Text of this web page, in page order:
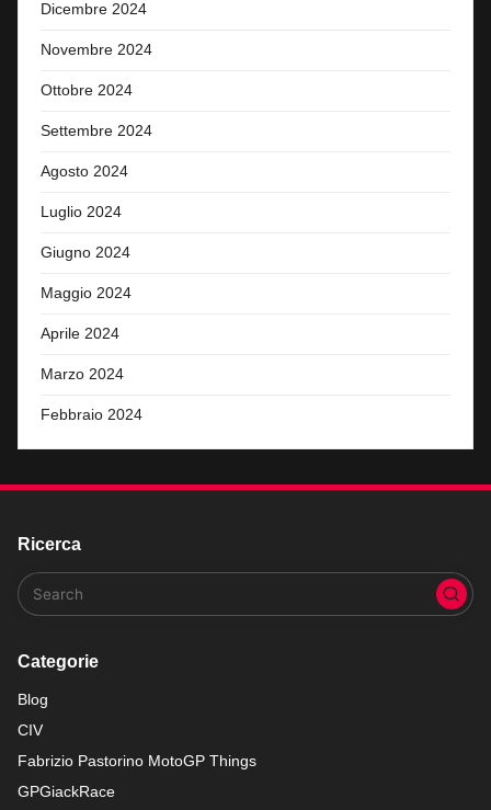
Dicembre 2024
Novembre 2024
Ottobre 2024
Settembre 2024
Agosto 2024
Luglio 2024
Giugno 2024
Maggio 2024
Aprile 2024
Marzo 2024
Febbraio 2024
Ricerca
Categorie
Blog
CIV
Fabrizio Pastorino MotoGP Things
GPGiackRace